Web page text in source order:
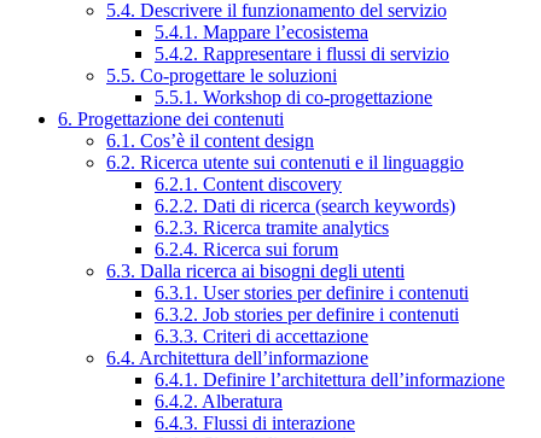
5.4. Descrivere il funzionamento del servizio
5.4.1. Mappare l’ecosistema
5.4.2. Rappresentare i flussi di servizio
5.5. Co-progettare le soluzioni
5.5.1. Workshop di co-progettazione
6. Progettazione dei contenuti
6.1. Cos’è il content design
6.2. Ricerca utente sui contenuti e il linguaggio
6.2.1. Content discovery
6.2.2. Dati di ricerca (search keywords)
6.2.3. Ricerca tramite analytics
6.2.4. Ricerca sui forum
6.3. Dalla ricerca ai bisogni degli utenti
6.3.1. User stories per definire i contenuti
6.3.2. Job stories per definire i contenuti
6.3.3. Criteri di accettazione
6.4. Architettura dell’informazione
6.4.1. Definire l’architettura dell’informazione
6.4.2. Alberatura
6.4.3. Flussi di interazione